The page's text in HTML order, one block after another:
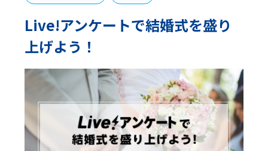
Live!アンケートで結婚式を盛り
上げよう！